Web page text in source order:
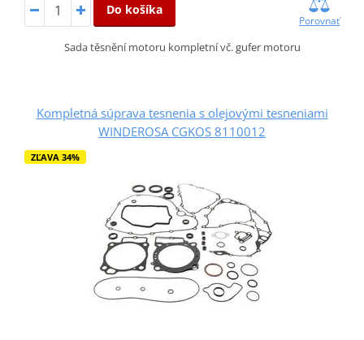
Do košíka
Porovnať
Sada těsnění motoru kompletní vč. gufer motoru
Kompletná súprava tesnenia s olejovými tesneniami
WINDEROSA CGKOS 8110012
ZĽAVA 34%